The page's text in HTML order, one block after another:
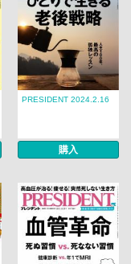
PRESIDENT 2024.2.16
購入